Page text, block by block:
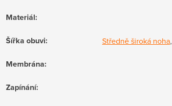
Materiál:
Šířka obuvi: Středně široká noha,
Membrána:
Zapínání: